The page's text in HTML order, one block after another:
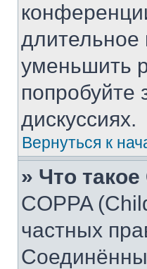
уменьшить
попробуйте
дискуссиях.
Вернуться к
» Что такое
COPPA
частных